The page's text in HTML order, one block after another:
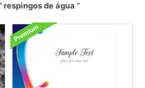
respingos de água